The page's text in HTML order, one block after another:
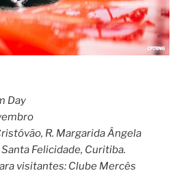
Day
R. Margarida Ângela
Felicidade, Curitiba.
visitantes: Clube Mercês